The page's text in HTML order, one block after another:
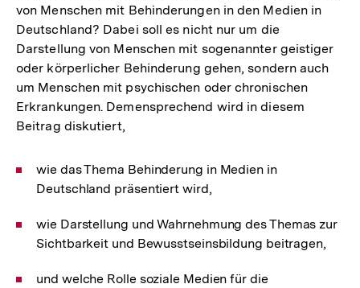
von Menschen mit Behinderungen in den Medien in
Deutschland? Dabei soll es nicht nur um die
Darstellung von Menschen mit sogenannter geistiger
oder körperlicher Behinderung gehen, sondern auch
um Menschen mit psychischen oder chronischen
Erkrankungen. Demensprechend wird in diesem
Beitrag diskutiert,
wie das Thema Behinderung in Medien in
Deutschland präsentiert wird,
wie Darstellung und Wahrnehmung des Themas zur
Sichtbarkeit und Bewusstseinsbildung beitragen,
und welche Rolle soziale Medien für die